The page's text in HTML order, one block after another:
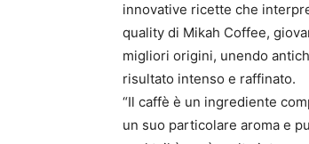
innovative ricette che
quality di Mikah Coffee,
migliori origini, unendo
risultato intenso e raffinato.
“Il caffè è un ingrediente
un suo particolare aroma e